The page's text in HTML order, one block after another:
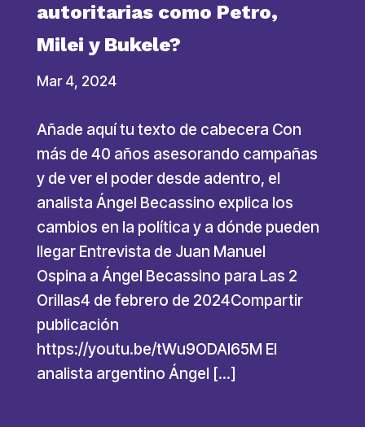
autoritarias como Petro,
Milei y Bukele?
Mar 4, 2024
Añade aquí tu texto de cabecera Con
más de 40 años asesorando campañas
y de ver el poder desde adentro, el
analista Ángel Becassino explica los
cambios en la política y a dónde pueden
llegar Entrevista de Juan Manuel
Ospina a Ángel Becassino para Las 2
Orillas4 de febrero de 2024Compartir
publicación
https://youtu.be/tWu9ODAl65M El
analista argentino Ángel […]